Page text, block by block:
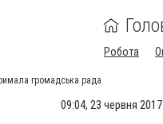
Робота
громадська рада
09:04, 23 червня